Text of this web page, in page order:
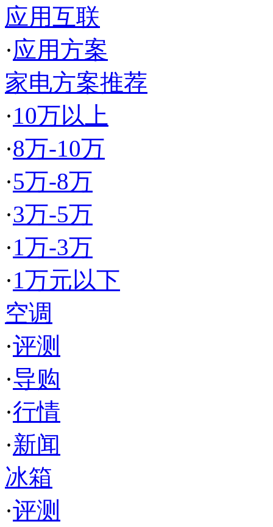
应用互联
·应用方案
家电方案推荐
·10万以上
·8万-10万
·5万-8万
·3万-5万
·1万-3万
·1万元以下
空调
·评测
·导购
·行情
·新闻
冰箱
·评测